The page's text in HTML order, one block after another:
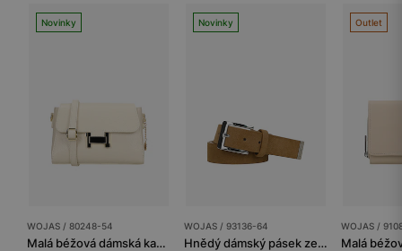
Novinky
WOJAS / 80248-54
Malá béžová dámská kabelka z kůže
Novinky
WOJAS / 93136-64
Hnědý dámský pásek ze štípenky
Outlet
WOJAS /